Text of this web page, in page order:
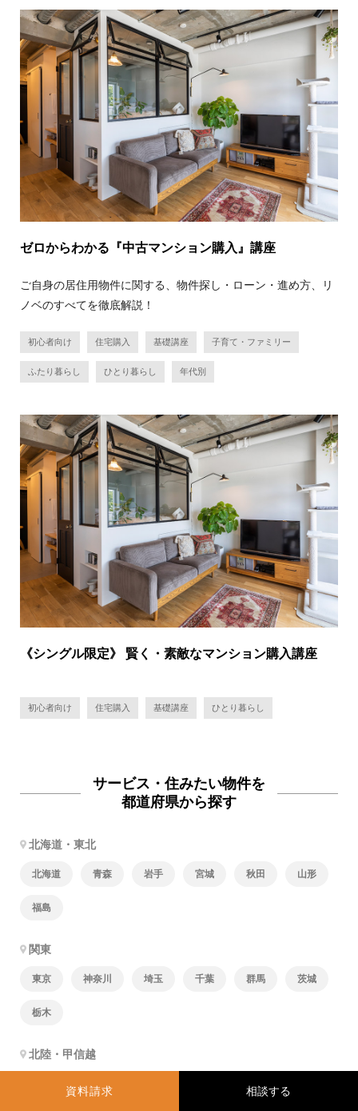
資料請求
ゼロからわかる『中古マンション購入』講座
ご自身の居住用物件に関する、物件探し・ローン・進め方、リ
ノベのすべてを徹底解説！
初心者向け 住宅購入 基礎講座 子育て・ファミリー
ふたり暮らし ひとり暮らし 年代別
《シングル限定》 賢く・素敵なマンション購入講座
初心者向け 住宅購入 基礎講座 ひとり暮らし
サービス・住みたい物件を
都道府県から探す
北海道・東北
北海道 青森 岩手 宮城 秋田 山形
福島
関東
東京 神奈川 埼玉 千葉 群馬 茨城
栃木
北陸・甲信越
富山 山梨